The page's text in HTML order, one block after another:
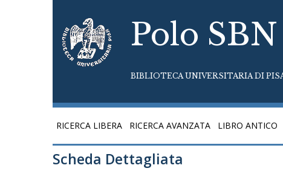
Polo SBN
BIBLIOTECA UNIVERSITARIA DI
RICERCA LIBERA RICERCA AVANZATA LIBRO ANTICO
Scheda Dettagliata